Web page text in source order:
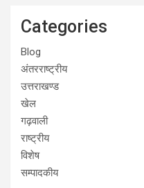
Categories
Blog
अंतरराष्ट्रीय
उत्तराखण्ड
खेल
गढ़वाली
राष्ट्रीय
विशेष
सम्पादकीय